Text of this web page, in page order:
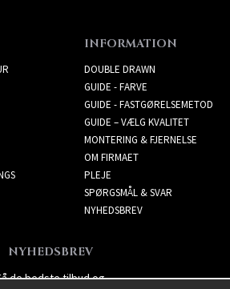
INFORMATION
DOUBLE DRAWN
GUIDE - FARVE
GUIDE - FASTGØRELSEMETOD
GUIDE – VÆLG KVALITET
MONTERING & FJERNELSE
OM FIRMAET
PLEJE
SPØRGSMÅL & SVAR
NYHEDSBREV
NYHEDSBREV
de bedste tilbud og